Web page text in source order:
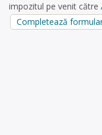
impozitul pe venit către
Completează